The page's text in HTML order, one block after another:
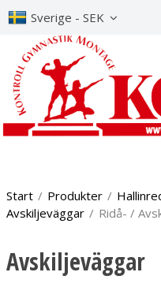
Sverige - SEK
Start / Produkter /
Avskiljeväggar / Ridå- /
Avskiljeväggar